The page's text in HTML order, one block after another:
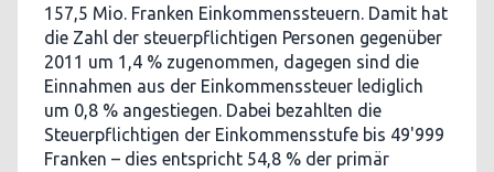
157,5 Mio. Franken Einkommenssteuern. Damit hat
die Zahl der steuerpflichtigen Personen gegenüber
2011 um 1,4 % zugenommen, dagegen sind die
Einnahmen aus der Einkommenssteuer lediglich
um 0,8 % angestiegen. Dabei bezahlten die
Steuerpflichtigen der Einkommensstufe bis 49'999
Franken – dies entspricht 54,8 % der primär